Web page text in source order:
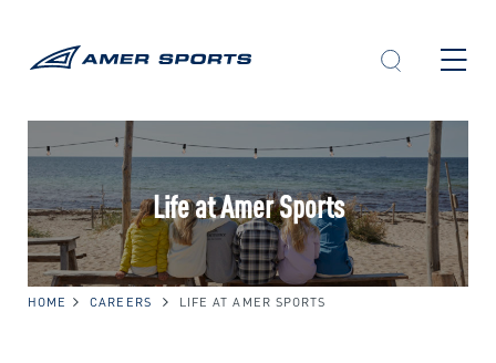
Life at Amer Sports
HOME CAREERS LIFE AT AMER SPORTS